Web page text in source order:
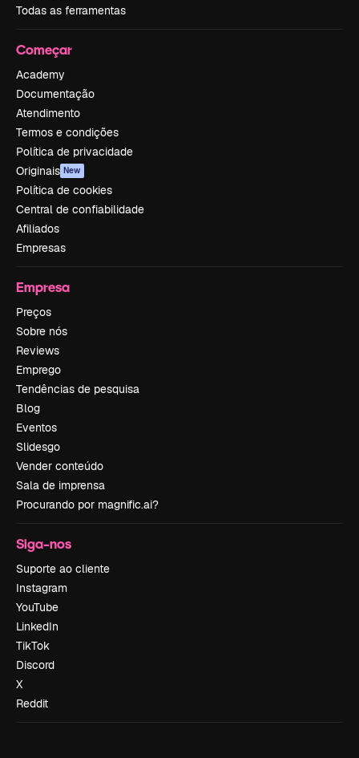
Todas as ferramentas
Começar
Academy
Documentação
Atendimento
Termos e condições
Política de privacidade
Originais New
Política de cookies
Central de confiabilidade
Afiliados
Empresas
Empresa
Preços
Sobre nós
Reviews
Emprego
Tendências de pesquisa
Blog
Eventos
Slidesgo
Vender conteúdo
Sala de imprensa
Procurando por magnific.ai?
Siga-nos
Suporte ao cliente
Instagram
YouTube
LinkedIn
TikTok
Discord
X
Reddit